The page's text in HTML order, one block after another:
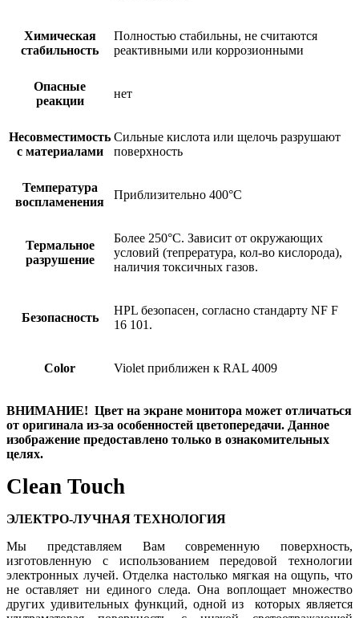
Химическая
стабильность
Полностью стабильны, не считаются
реактивными или коррозионными
Опасные
реакции
нет
Несовместимость
с материалами
Сильные кислота или щелочь разрушают
поверхность
Температура
воспламенения
Приблизительно 400°C
Термальное
разрушение
Более 250°C. Зависит от окружающих
условий (тепрература, кол-во кислорода),
наличия токсичных газов.
Безопасность
HPL безопасен, согласно стандарту NF F
16 101.
Color Violet приближен к RAL 4009
ВНИМАНИЕ! Цвет на экране монитора может отличаться
от оригинала из-за особенностей цветопередачи. Данное
изображение предоставлено только в ознакомительных
целях.
Clean Touch
ЭЛЕКТРО-ЛУЧНАЯ ТЕХНОЛОГИЯ
Мы представляем Вам современную поверхность,
изготовленную с использованием передовой технологии
электронных лучей. Отделка настолько мягкая на ощупь, что
не оставляет ни единого следа. Она воплощает множество
других удивительных функций, одной из которых является